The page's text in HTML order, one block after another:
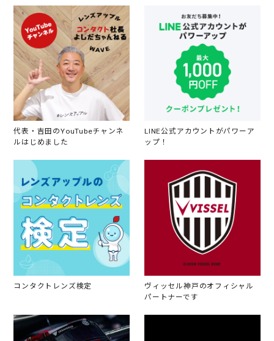
代表・吉田のYouTubeチャンネ
ルはじめました
LINE公式アカウントがパワーア
ップ！
コンタクトレンズ検定
ヴィッセル神戸のオフィシャル
パートナーです